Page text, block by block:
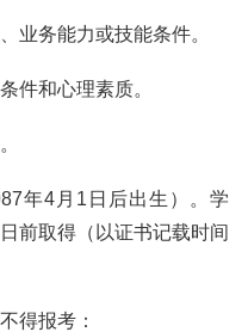
业务能力或技能条件。
件和心理素质。
年4月1日后出生）。学
前取得（以证书记载时间
得报考：